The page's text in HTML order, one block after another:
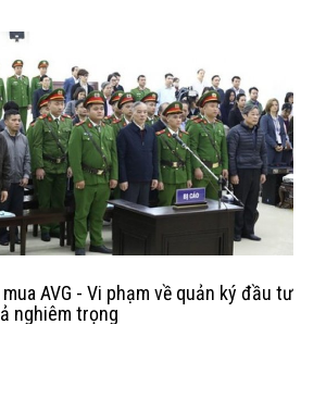
AVG - Vi phạm về quản ký đầu tư
nghiêm trọng